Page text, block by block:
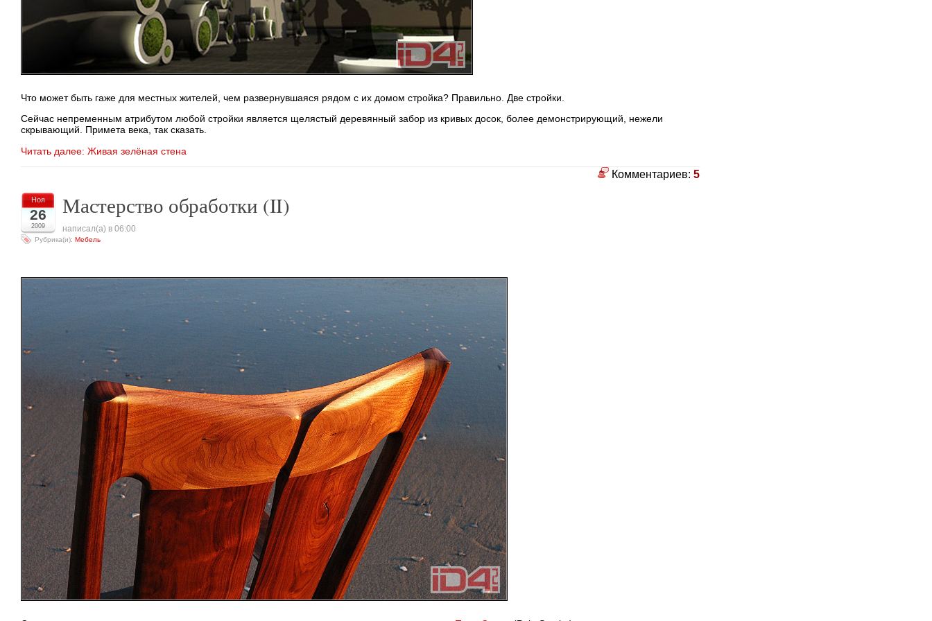
Что может быть гаже для местных жителей, чем развернувшаяся рядом с их домом стройка? Правильно. Две стройки.
Сейчас непременным атрибутом любой стройки является щелястый деревянный забор из кривых досок, более демонстрирующий, нежели
скрывающий. Примета века, так сказать.
Читать далее: Живая зелёная стена
Комментариев: 5
Ноя
26
2009
Мастерство обработки (II)
написал(а) в 06:00
Рубрика(и): Мебель